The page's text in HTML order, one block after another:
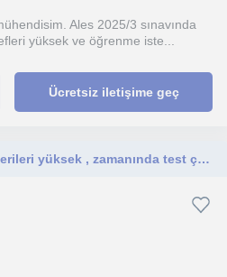
Ales 2025/3 sınavında
yüksek ve öğrenme iste...
Ücretsiz iletişime geç
Çözüm odaklı ,anlatım becerileri yüksek , zamanında test çözüm teknikleri ileri seviyen olan Bilgisayar Mühendisi